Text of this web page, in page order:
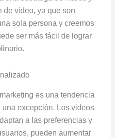
de video, ya que son
sola persona y creemos
ser más fácil de lograr
es una tendencia
excepción. Los videos
a las preferencias y
pueden aumentar